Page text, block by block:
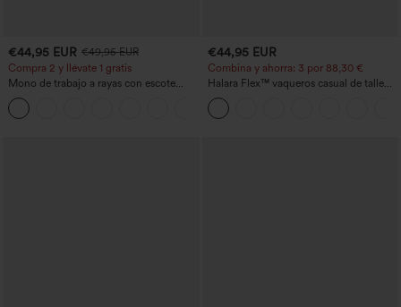
€44,95 EUR €49,95 EUR
Compra 2 y llévate 1 gratis
Mono de trabajo a rayas con escote
barco, sin mangas, lazo lateral, tacto
Cool Touch y bolsillos - Edición Easy
Peezy
€44,95 EUR
Combina y ahorra: 3 por 88,30 €
Halara Flex™ vaqueros casual de talle
alto con bolsillos, estilo baggy de pierna
ancha, efecto lavado